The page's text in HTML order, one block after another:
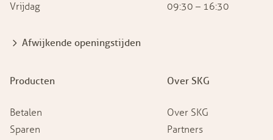
Producten
Betalen
Sparen
Over SKG
Over SKG
Partners
Vrijdag
09:30 – 16:30
Afwijkende openingstijden